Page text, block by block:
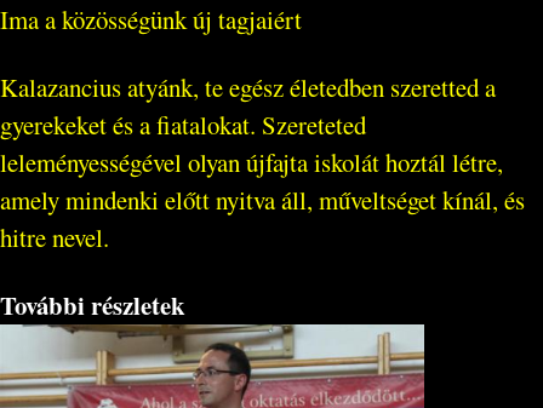
Ima a közösségünk új tagjaiért
Kalazancius atyánk, te egész életedben szeretted a
gyerekeket és a fiatalokat. Szereteted
leleményességével olyan újfajta iskolát hoztál létre,
amely mindenki előtt nyitva áll, műveltséget kínál, és
hitre nevel.
További részletek